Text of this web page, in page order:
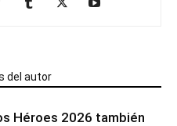
del autor
Héroes 2026 también